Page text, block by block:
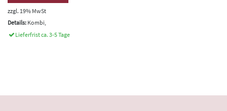
zzgl. 19% MwSt
Details: Kombi,
Lieferfrist ca. 3-5 Tage